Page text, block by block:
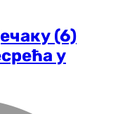
(6)
у